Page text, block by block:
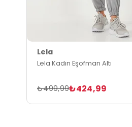
Lela
Lela Kadın Eşofman Altı
₺424,99
₺499,99